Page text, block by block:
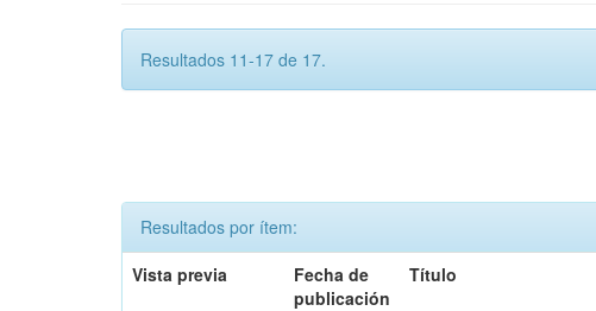
Resultados 11-17 de 17.
Resultados por ítem:
Vista previa
Fecha de
publicación
Título